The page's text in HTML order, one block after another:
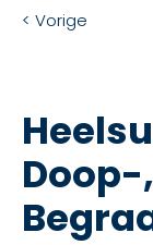
< Vorige
Doop-